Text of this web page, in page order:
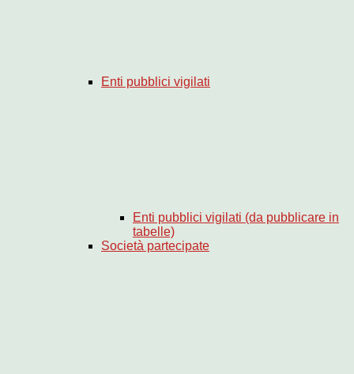
Enti pubblici vigilati
Enti pubblici vigilati (da pubblicare in
tabelle)
Società partecipate